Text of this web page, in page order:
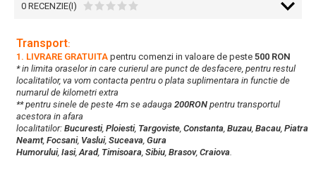
0 RECENZIE(I)
Transport:
1. LIVRARE GRATUITA pentru comenzi in valoare de peste 500 RON
* in limita oraselor in care curierul are punct de desfacere, pentru restul
localitatilor, va vom contacta pentru o plata suplimentara in functie de
numarul de kilometri extra
** pentru sinele de peste 4m se adauga 200RON pentru transportul
acestora in afara
localitatilor: Bucuresti, Ploiesti, Targoviste, Constanta, Buzau, Bacau, Piatra
Neamt, Focsani, Vaslui, Suceava, Gura
Humorului, Iasi,Arad, Timisoara, Sibiu, Brasov, Craiova.